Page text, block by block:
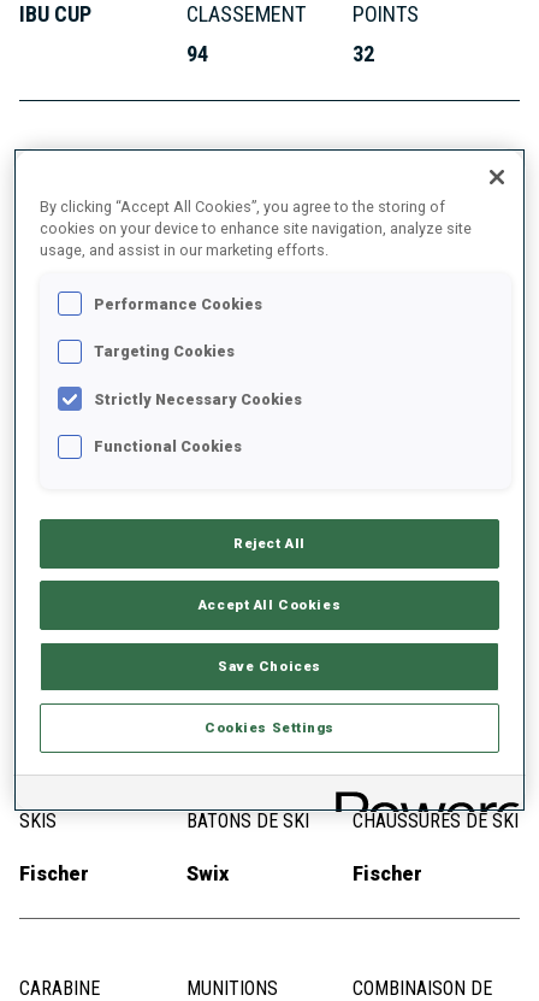
IBU CUP
CLASSEMENT
94
POINTS
32
À PROPOS
DATE DE NAISSANCE
30 SEPT. 1990
DÉBUTS CM
2014
DÉPARTS CM
21
ÉQUIPEMENTS
SKIS
Fischer
BÂTONS DE SKI
Swix
CHAUSSURES DE SKI
Fischer
CARABINE MUNITIONS
COMBINAISON DE
By clicking “Accept All Cookies”, you agree to the storing of
cookies on your device to enhance site navigation, analyze site
usage, and assist in our marketing efforts.
Performance Cookies
Targeting Cookies
Strictly Necessary Cookies
Functional Cookies
Reject All
Accept All Cookies
Save Choices
Cookies Settings